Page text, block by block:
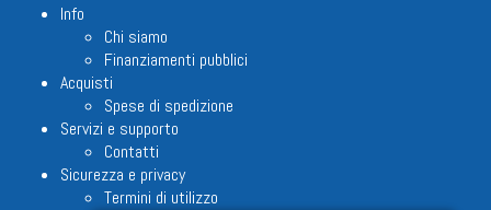
Info
Chi siamo
Finanziamenti pubblici
Acquisti
Spese di spedizione
Servizi e supporto
Contatti
Sicurezza e privacy
Termini di utilizzo